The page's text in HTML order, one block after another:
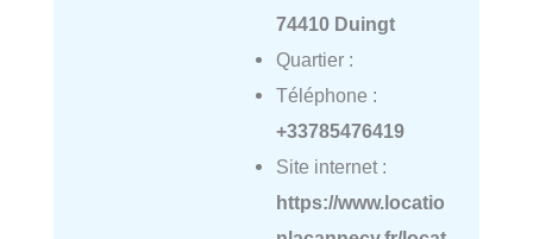
74410 Duingt
Quartier :
Téléphone :
+33785476419
Site internet :
https://www.locatio